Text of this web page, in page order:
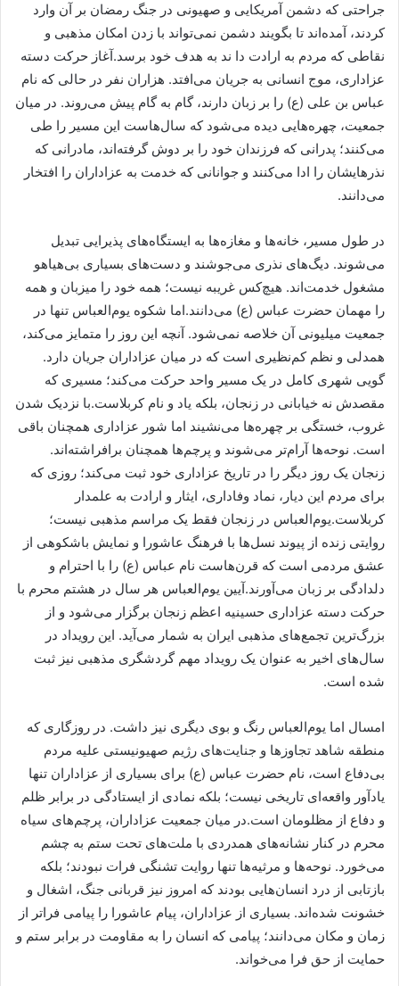
جراحتی که دشمن آمریکایی و صهیونی در جنگ رمضان بر آن وارد
کردند، آمده‌اند تا بگویند دشمن نمی‌تواند با زدن امکان مذهبی و
نقاطی که مردم به ارادت دا ند به هدف خود برسد.آغاز حرکت دسته
عزاداری، موج انسانی به جریان می‌افتد. هزاران نفر در حالی که نام
عباس بن علی (ع) را بر زبان دارند، گام به گام پیش می‌روند. در میان
جمعیت، چهره‌هایی دیده می‌شود که سال‌هاست این مسیر را طی
می‌کنند؛ پدرانی که فرزندان خود را بر دوش گرفته‌اند، مادرانی که
نذرهایشان را ادا می‌کنند و جوانانی که خدمت به عزاداران را افتخار
می‌دانند.
در طول مسیر، خانه‌ها و مغازه‌ها به ایستگاه‌های پذیرایی تبدیل
می‌شوند. دیگ‌های نذری می‌جوشند و دست‌های بسیاری بی‌هیاهو
مشغول خدمت‌اند. هیچ‌کس غریبه نیست؛ همه خود را میزبان و همه
را مهمان حضرت عباس (ع) می‌دانند.اما شکوه یوم‌العباس تنها در
جمعیت میلیونی آن خلاصه نمی‌شود. آنچه این روز را متمایز می‌کند،
همدلی و نظم کم‌نظیری است که در میان عزاداران جریان دارد.
گویی شهری کامل در یک مسیر واحد حرکت می‌کند؛ مسیری که
مقصدش نه خیابانی در زنجان، بلکه یاد و نام کربلاست.با نزدیک شدن
غروب، خستگی بر چهره‌ها می‌نشیند اما شور عزاداری همچنان باقی
است. نوحه‌ها آرام‌تر می‌شوند و پرچم‌ها همچنان برافراشته‌اند.
زنجان یک روز دیگر را در تاریخ عزاداری خود ثبت می‌کند؛ روزی که
برای مردم این دیار، نماد وفاداری، ایثار و ارادت به علمدار
کربلاست.یوم‌العباس در زنجان فقط یک مراسم مذهبی نیست؛
روایتی زنده از پیوند نسل‌ها با فرهنگ عاشورا و نمایش باشکوهی از
عشق مردمی است که قرن‌هاست نام عباس (ع) را با احترام و
دلدادگی بر زبان می‌آورند.آیین یوم‌العباس هر سال در هشتم محرم با
حرکت دسته عزاداری حسینیه اعظم زنجان برگزار می‌شود و از
بزرگ‌ترین تجمع‌های مذهبی ایران به شمار می‌آید. این رویداد در
سال‌های اخیر به عنوان یک رویداد مهم گردشگری مذهبی نیز ثبت
شده است.
امسال اما یوم‌العباس رنگ و بوی دیگری نیز داشت. در روزگاری که
منطقه شاهد تجاوزها و جنایت‌های رژیم صهیونیستی علیه مردم
بی‌دفاع است، نام حضرت عباس (ع) برای بسیاری از عزاداران تنها
یادآور واقعه‌ای تاریخی نیست؛ بلکه نمادی از ایستادگی در برابر ظلم
و دفاع از مظلومان است.در میان جمعیت عزاداران، پرچم‌های سیاه
محرم در کنار نشانه‌های همدردی با ملت‌های تحت ستم به چشم
می‌خورد. نوحه‌ها و مرثیه‌ها تنها روایت تشنگی فرات نبودند؛ بلکه
بازتابی از درد انسان‌هایی بودند که امروز نیز قربانی جنگ، اشغال و
خشونت شده‌اند. بسیاری از عزاداران، پیام عاشورا را پیامی فراتر از
زمان و مکان می‌دانند؛ پیامی که انسان را به مقاومت در برابر ستم و
حمایت از حق فرا می‌خواند.